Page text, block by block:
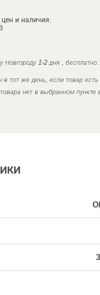
и наличия:
1-2 дня , бесплатно.
тот же день, если товар
нет в выбранном пункте